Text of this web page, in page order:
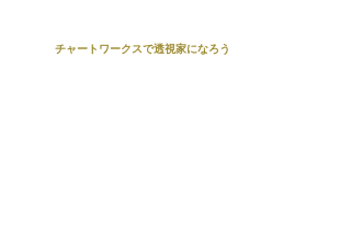
チャートワークスで透視家になろう